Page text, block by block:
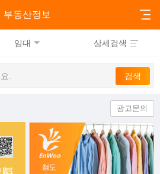
부동산정보
임대 상세검색
광고문의